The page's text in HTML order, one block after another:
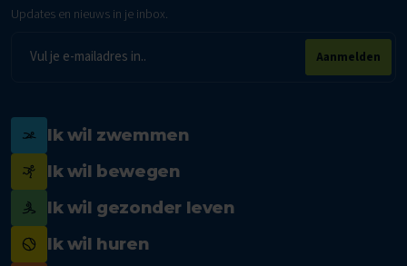
Updates en nieuws in je inbox.
mailadres
Aanmelden
Ik wil zwemmen
Ik wil bewegen
Ik wil gezonder leven
Ik wil huren